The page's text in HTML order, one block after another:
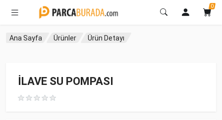
0
Ana Sayfa Ürünler Ürün Detayı
İLAVE SU POMPASI